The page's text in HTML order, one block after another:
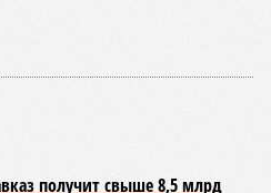
получит свыше 8,5 млрд